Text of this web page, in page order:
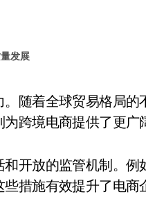
发展
跨境电商提供了更广
开放的监管机制。例
措施有效提升了电商